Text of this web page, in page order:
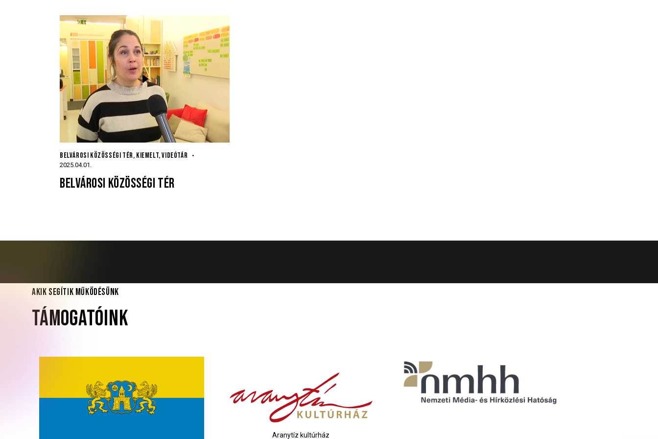
BELVÁROSI KÖZÖSSÉGI TÉR, KIEMELT,VIDEÓTÁR
2025.04.01.
BELVÁROSI KÖZÖSSÉGI TÉR
AKIK SEGÍTIK MŰKÖDÉSÜNK
TÁMOGATÓINK
Aranytíz kultúrház